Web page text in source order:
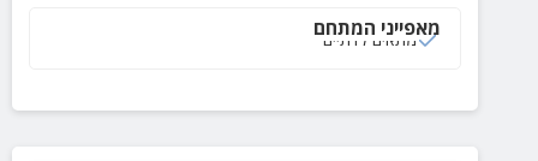
מאפייני המתחם
מתאים לדתיים